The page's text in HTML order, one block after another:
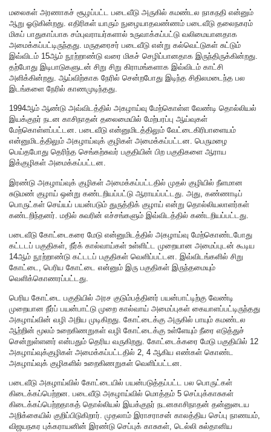
மலைகள் அரணாகச் சூழப்பட்ட படைவீடு அருகில் கமண்டல நாகநதி என்னும்
ஆறு ஓடுகின்றது. எதிரிகள் யாரும் நுழையாதவண்ணம் படைவீடு தலைநகரம்
மிகப் பாதுகாப்பாக சம்புவராயர்களால் உருவாக்கப்பட்டு வலிமையானதாக
அமைக்கப்பட்டிருந்தது. மருதரைசர் படைவீடு என்று கல்வெட்டுகள் சுட்டும்
இவ்விடம் 15ஆம் நூற்றாண்டு வரை மிகச் செழிப்பானதாக இருந்திருக்கின்றது.
தற்போது இடிபாடுகளுடன் சிறு சிறு கிராமங்களாக இவ்விடம் காட்சி
அளிக்கின்றது. ஆய்விற்காக நேரில் சென்றபோது இடிந்த சிதிலமடைந்த பல
இடங்களை நேரில் காணமுடிந்தது.
1994ஆம் ஆண்டு அவ்விடத்தில் அகழாய்வு மேற்கொள்ள வேண்டி தொல்லியல்
இயக்குநர் நடன காசிநாதன் தலைமையில் மேற்பரப்பு ஆய்வுகள்
மேற்கொள்ளப்பட்டன. படைவீடு என்னுமிடத்திலும் வேட்டைகிரிபாளையம்
என்னுமிடத்திலும் அகழாய்வுக் குழிகள் அமைக்கப்பட்டன. பெருமழை
பெய்தபோது தெரிந்த செங்கற்சுவர் பகுதியின் பிற பகுதிகளை ஆராய
இக்குழிகள் அமைக்கப்பட்டன.
இரண்டு அகழாய்வுக் குழிகள் அமைக்கப்பட்டதில் முதல் குழியில் நீளமான
சுடுமண் குழாய் ஒன்று கண்டறியப்பட்டு ஆராயப்பட்டது. அது, கண்ணாடிப்
பொருட்கள் செய்யப் பயன்படும் துருத்திக் குழாய் என்று தொல்லியலாளர்கள்
கண்டறிந்தனர். மதில் சுவரின் எச்சங்களும் இவ்விடத்தில் கண்டறியப்பட்டது.
படைவீடு கோட்டைகரை மேடு என்னுமிடத்தில் அகழாய்வு மேற்கொண்டபோது
கட்டடப் பகுதிகள், நீர்க் கால்வாய்கள் உள்ளிட்ட முறையான அமைப்புடன் கூடிய
14ஆம் நூற்றாண்டு கட்டடப் பகுதிகள் வெளிப்பட்டன. இவ்விடங்களில் சிறு
கோட்டை, பெரிய கோட்டை என்னும் இரு பகுதிகள் இருந்தமையும்
வெளிக்கொணரப்பட்டது.
பெரிய கோட்டை பகுதியில் அரச குடும்பத்தினர் பயன்பாட்டிற்கு வேண்டி
முறையான நீர்ப் பயன்பாட்டு முறை கால்வாய் அமைப்புகள் கையாளப்பட்டிருந்தது
அகழாய்வின் வழி அறிய முடிகிறது. கோட்டைக்கு அருகில் பாயும் கமண்டல
ஆற்றின் மூலம் உறைகிணறுகள் வழி கோட்டைக்கு உள்ளேயும் நீரை எடுத்துச்
சென்றுள்ளனர் என்பதும் தெரிய வருகிறது. கோட்டைக்கரை மேடு பகுதியில் 12
அகழாய்வுக்குழிகள் அமைக்கப்பட்டதில் 2, 4 ஆகிய எண்கள் கொண்ட
அகழாய்வுக் குழிகளில் உறைகிணறுகள் வெளிப்பட்டன.
படைவீடு அகழாய்வில் கோட்டையில் பயன்படுத்தப்பட்ட பல பொருட்கள்
கிடைக்கப்பெற்றன. படைவீடு அகழாய்வில் மொத்தம் 5 செப்புக்காசுகள்
கிடைக்கப்பெற்றதாகத் தொல்லியல் இயக்குநர் நடனகாசிநாதன் தன்னுடைய
அறிக்கையில் குறிப்பிடுகிறார். முதலாம் இராசராசன் காலத்திய செப்பு நாணயம்,
விஜயநகர புக்கராயனின் இரண்டு செப்புக் காசுகள், டெல்லி சுல்தானிய